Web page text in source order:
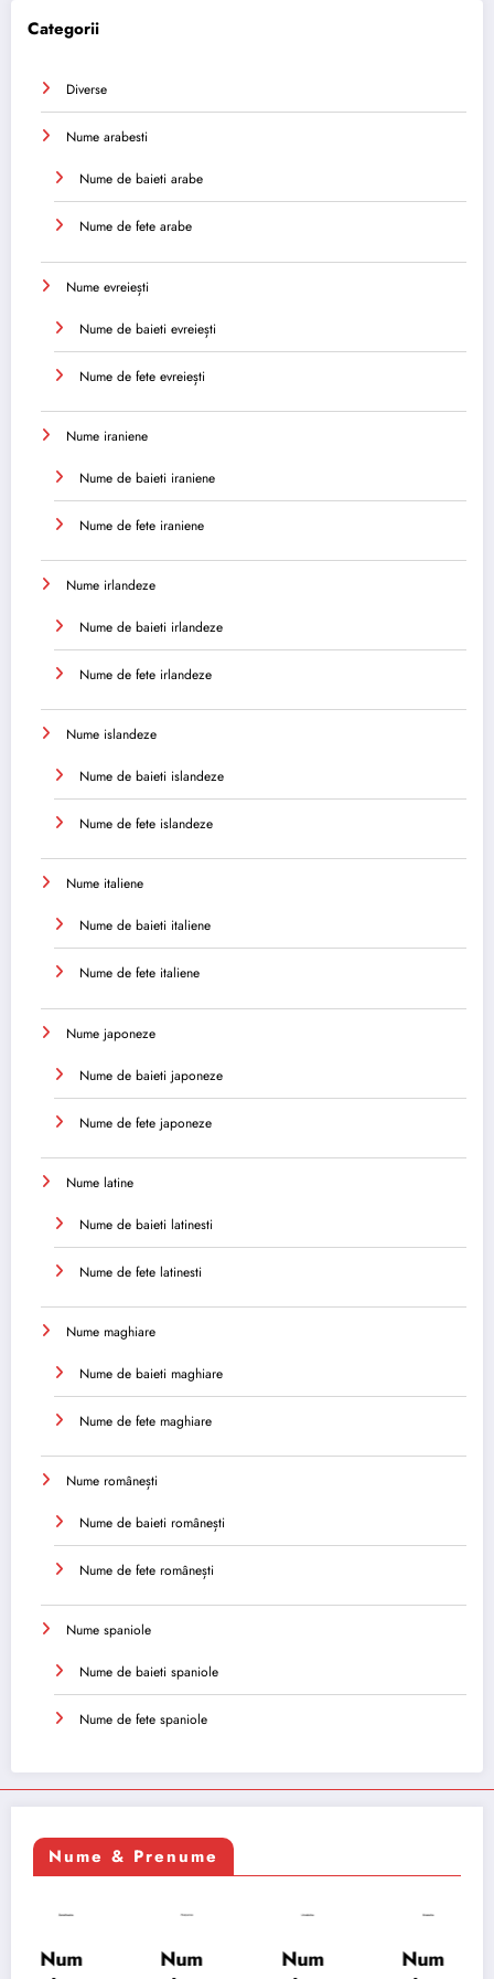
Categorii
Diverse
Nume arabesti
Nume de baieti arabe
Nume de fete arabe
Nume evreiești
Nume de baieti evreiești
Nume de fete evreiești
Nume iraniene
Nume de baieti iraniene
Nume de fete iraniene
Nume irlandeze
Nume de baieti irlandeze
Nume de fete irlandeze
Nume islandeze
Nume de baieti islandeze
Nume de fete islandeze
Nume italiene
Nume de baieti italiene
Nume de fete italiene
Nume japoneze
Nume de baieti japoneze
Nume de fete japoneze
Nume latine
Nume de baieti latinesti
Nume de fete latinesti
Nume maghiare
Nume de baieti maghiare
Nume de fete maghiare
Nume românești
Nume de baieti românești
Nume de fete românești
Nume spaniole
Nume de baieti spaniole
Nume de fete spaniole
Nume & Prenume
Num
Num
Num
Num